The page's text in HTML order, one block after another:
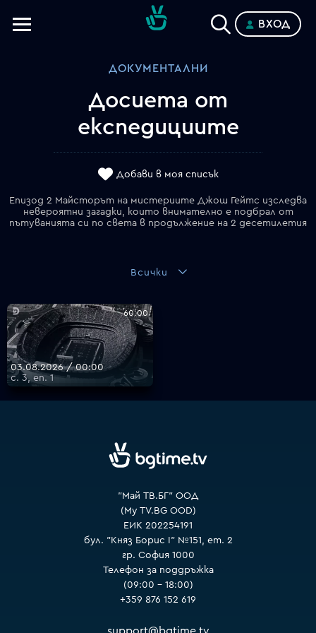
VOYO
ВХОД
ДОКУМЕНТАЛНИ
Досиета от
експедициите
Добави в моя списък
Епизод 2 Майсторът на мистериите Джош Гейтс изследва
невероятни загадки, които внимателно е подбрал от
пътуванията си по света в продължение на 2 десетилетия
Всички
60:00
03.08.2026 / 00:00
с. 3, еп. 1
"Май ТВ.БГ" ООД
(My TV.BG OOD)
ЕИК 202254191
бул. "Княз Борис I" №151, ет. 2
гр. София 1000
Телефон за поддръжка
(09:00 – 18:00)
+359 876 152 619
support@bgtime.tv